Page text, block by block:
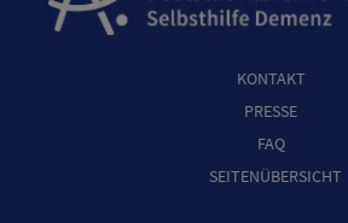
KONTAKT
PRESSE
FAQ
SEITENÜBERSICHT